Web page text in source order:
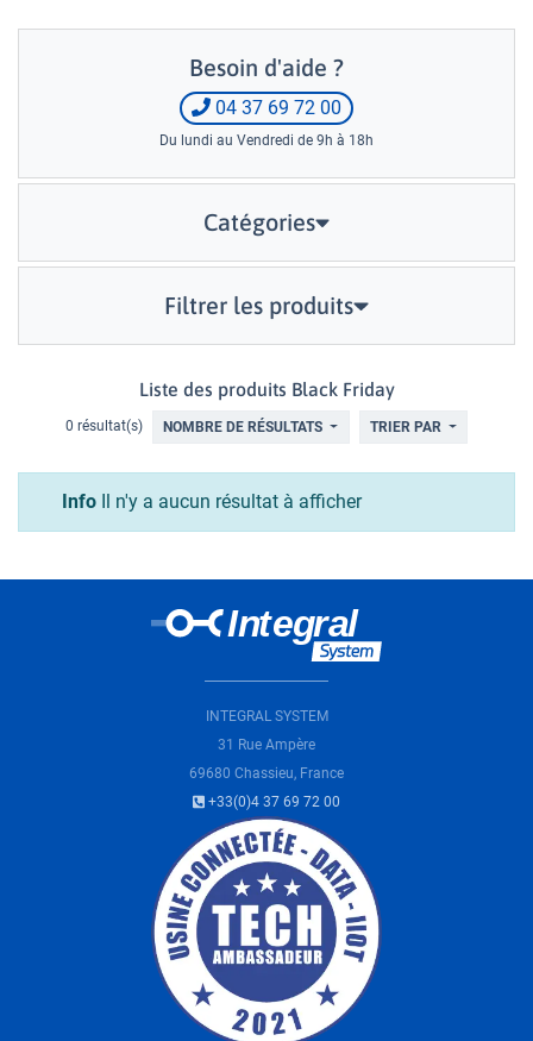
Besoin d'aide ?
04 37 69 72 00
Du lundi au Vendredi de 9h à 18h
Catégories
Filtrer les produits
Liste des produits Black Friday
0 résultat(s) NOMBRE DE RÉSULTATS TRIER PAR
Info Il n'y a aucun résultat à afficher
INTEGRAL SYSTEM
31 Rue Ampère
69680 Chassieu, France
+33(0)4 37 69 72 00